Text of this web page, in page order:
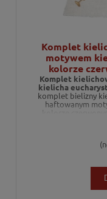
Komplet
motywem
kolorze
Komplet
kielicha
komplet bielizny
haftowanym
kolorze